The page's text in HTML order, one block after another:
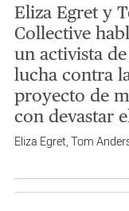
Eliza Egret y
Collective
un activista
lucha contra
proyecto de
con devastar
Eliza Egret,Tom